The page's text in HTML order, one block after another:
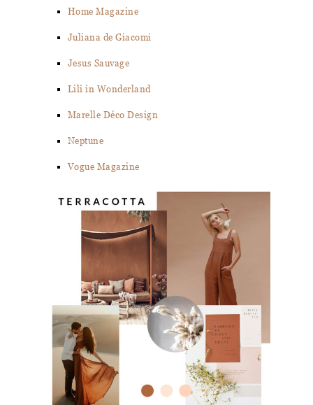
Home Magazine
Juliana de Giacomi
Jesus Sauvage
Lili in Wonderland
Marelle Déco Design
Neptune
Vogue Magazine